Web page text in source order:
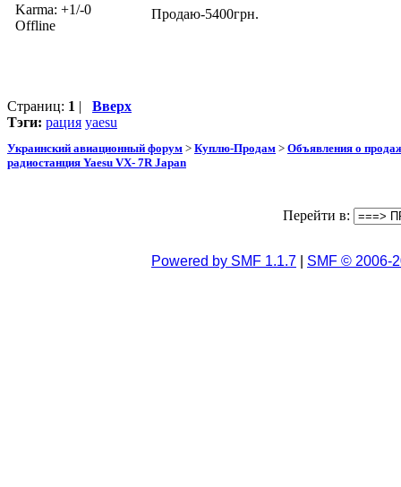
Karma: +1/-0
Offline
Продаю-5400грн.
Страниц: 1 | Вверх
Тэги: рация yaesu
Украинский авиационный форум > Куплю-Продам > Объявления о
радиостанция Yaesu VX- 7R Japan
Перейти в:
Powered by SMF 1.1.7 SMF © 2006-